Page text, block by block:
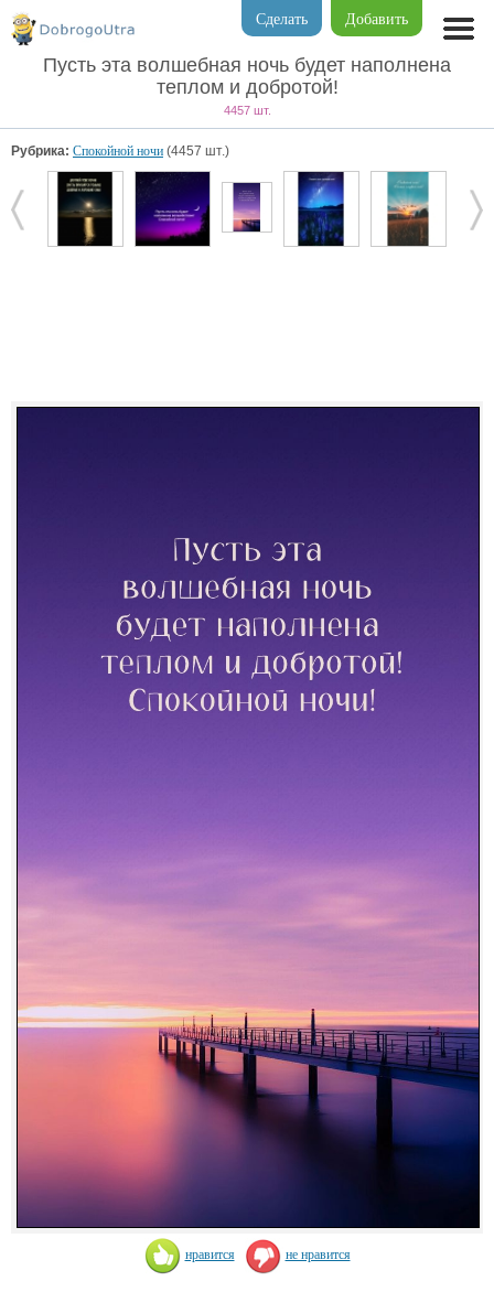
Добавить
Сделать
Пусть эта волшебная ночь будет наполнена
теплом и добротой!
4457 шт.
Рубрика: Спокойной ночи (4457 шт.)
нравится не нравится